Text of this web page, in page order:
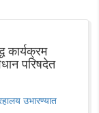
कार्यक्रम
परिषदेत
उभारण्यात